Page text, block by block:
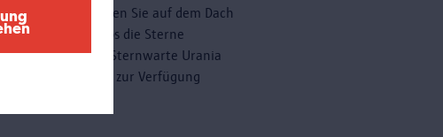
Schulferien können Sie auf dem Dach
des MAS kostenlos die Sterne
bewundern. Die Sternwarte Urania
wird ein Teleskop zur Verfügung